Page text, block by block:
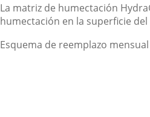
La matriz de humectación
humectación en la superficie del
Esquema de reemplazo